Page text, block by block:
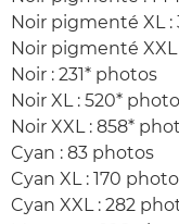
Noir pigmenté XL :
Noir pigmenté
Noir : 231* photos
Noir XL : 520*
Noir XXL : 858*
Cyan : 83 photos
Cyan XL : 170
Cyan XXL : 282